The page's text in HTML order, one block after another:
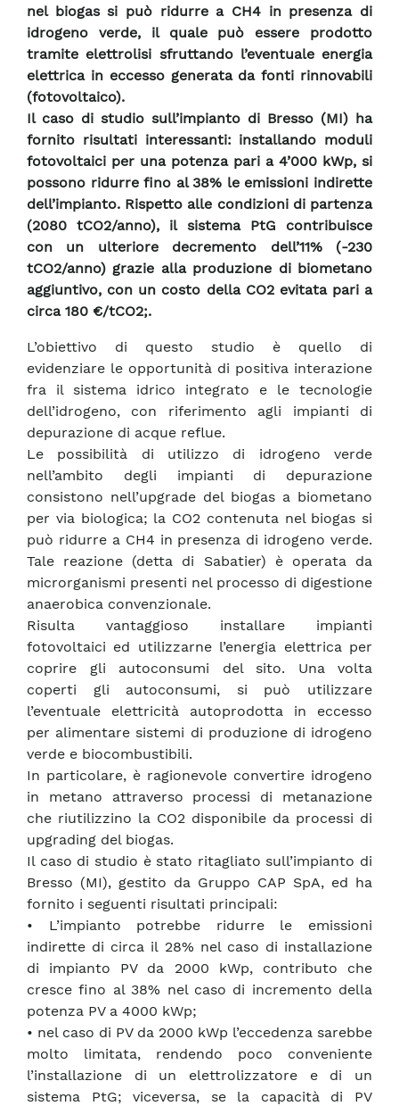
nel biogas si può ridurre a CH4 in presenza di
idrogeno verde, il quale può essere prodotto
tramite elettrolisi sfruttando l’eventuale energia
elettrica in eccesso generata da fonti rinnovabili
(fotovoltaico).
Il caso di studio sull’impianto di Bresso (MI) ha
fornito risultati interessanti: installando moduli
fotovoltaici per una potenza pari a 4’000 kWp, si
possono ridurre fino al 38% le emissioni indirette
dell’impianto. Rispetto alle condizioni di partenza
(2080 tCO2/anno), il sistema PtG contribuisce
con un ulteriore decremento dell’11% (-230
tCO2/anno) grazie alla produzione di biometano
aggiuntivo, con un costo della CO2 evitata pari a
circa 180 €/tCO2;.
L’obiettivo di questo studio è quello di
evidenziare le opportunità di positiva interazione
fra il sistema idrico integrato e le tecnologie
dell’idrogeno, con riferimento agli impianti di
depurazione di acque reflue.
Le possibilità di utilizzo di idrogeno verde
nell’ambito degli impianti di depurazione
consistono nell’upgrade del biogas a biometano
per via biologica; la CO2 contenuta nel biogas si
può ridurre a CH4 in presenza di idrogeno verde.
Tale reazione (detta di Sabatier) è operata da
microrganismi presenti nel processo di digestione
anaerobica convenzionale.
Risulta vantaggioso installare impianti
fotovoltaici ed utilizzarne l’energia elettrica per
coprire gli autoconsumi del sito. Una volta
coperti gli autoconsumi, si può utilizzare
l’eventuale elettricità autoprodotta in eccesso
per alimentare sistemi di produzione di idrogeno
verde e biocombustibili.
In particolare, è ragionevole convertire idrogeno
in metano attraverso processi di metanazione
che riutilizzino la CO2 disponibile da processi di
upgrading del biogas.
Il caso di studio è stato ritagliato sull’impianto di
Bresso (MI), gestito da Gruppo CAP SpA, ed ha
fornito i seguenti risultati principali:
• L’impianto potrebbe ridurre le emissioni
indirette di circa il 28% nel caso di installazione
di impianto PV da 2000 kWp, contributo che
cresce fino al 38% nel caso di incremento della
potenza PV a 4000 kWp;
• nel caso di PV da 2000 kWp l’eccedenza sarebbe
molto limitata, rendendo poco conveniente
l’installazione di un elettrolizzatore e di un
sistema PtG; viceversa, se la capacità di PV